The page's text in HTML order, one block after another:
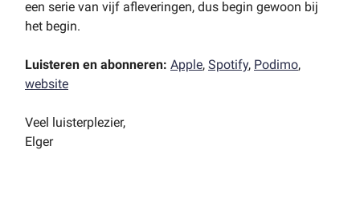
een serie van vijf afleveringen, dus begin gewoon bij
het begin.
Luisteren en abonneren: Apple, Spotify, Podimo,
website
Veel luisterplezier,
Elger